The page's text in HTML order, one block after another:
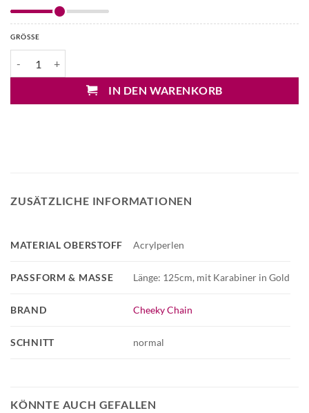
GRÖSSE
IN DEN WARENKORB
ZUSÄTZLICHE INFORMATIONEN
SCHNITT normal
MATERIAL OBERSTOFF Acrylperlen
PASSFORM & MASSE Länge: 125cm, mit Karabiner in Gold
BRAND Cheeky Chain
KÖNNTE AUCH GEFALLEN